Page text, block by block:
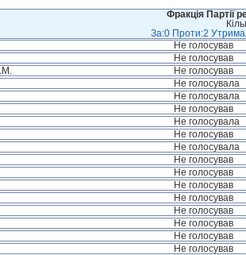
Фракція Партії
За:0 Проти:2
Не голосував
Не голосував
Не голосував
Не голосувала
Не голосувала
Не голосував
Не голосувала
Не голосував
Не голосувала
Не голосував
Не голосував
Не голосував
Не голосував
Не голосував
Не голосував
Не голосував
Не голосував